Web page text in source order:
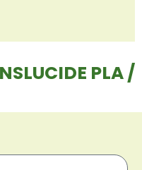
PLA /